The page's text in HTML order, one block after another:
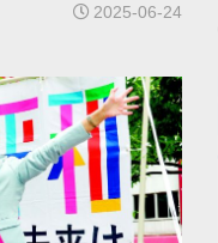
2025-06-24